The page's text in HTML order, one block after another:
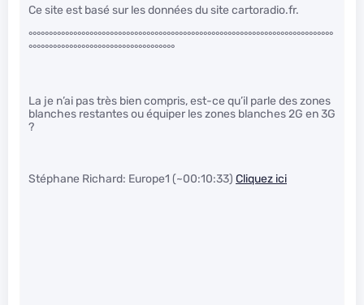
Ce site est basé sur les données du site cartoradio.fr.
°°°°°°°°°°°°°°°°°°°°°°°°°°°°°°°°°°°°°°°°°°°°°°°°°°°°°°°°°°°°°°°°°°°°°°°°°°°
°°°°°°°°°°°°°°°°°°°°°°°°°°°°°°°°°°°°
La je n’ai pas très bien compris, est-ce qu’il parle des zones
blanches restantes ou équiper les zones blanches 2G en 3G
?
Stéphane Richard: Europe1 (~00:10:33) Cliquez ici